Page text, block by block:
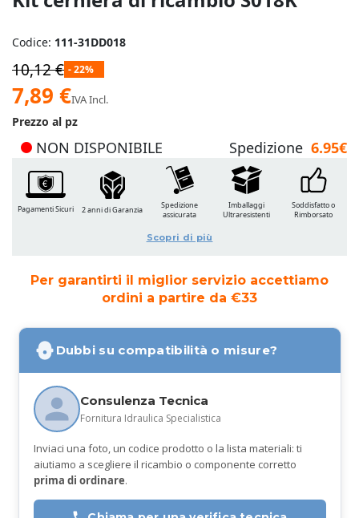
Codice: 111-31DD018
10,12 € - 22%
Prezzo
speciale
7,89 €IVA Incl.
Prezzo al pz
NON DISPONIBILE Spedizione 6.95€
Per garantirti il miglior servizio accettiamo
ordini a partire da €33
Dubbi su compatibilità o misure?
Consulenza Tecnica
Fornitura Idraulica Specialistica
Inviaci una foto, un codice prodotto o la lista materiali: ti
aiutiamo a scegliere il ricambio o componente corretto
prima di ordinare.
Pagamenti Sicuri 2 anni di Garanzia
Spedizione
assicurata
Imballaggi
Ultraresistenti
Soddisfatto o
Rimborsato
Scopri di più